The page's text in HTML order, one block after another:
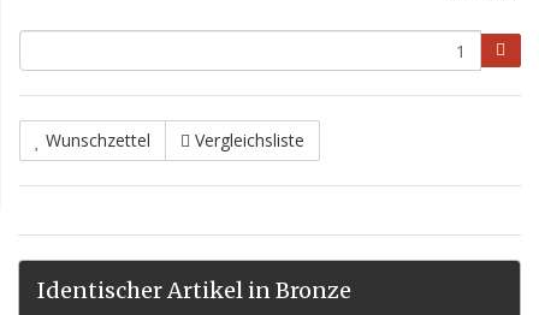
Wunschzettel Vergleichsliste
Identischer Artikel in Bronze